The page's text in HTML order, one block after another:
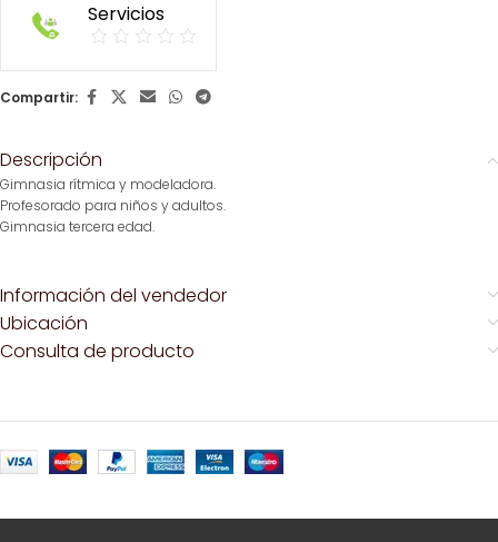
Servicios
Compartir:
Descripción
Gimnasia rítmica y modeladora.
Profesorado para niños y adultos.
Gimnasia tercera edad.
Información del vendedor
Ubicación
Consulta de producto